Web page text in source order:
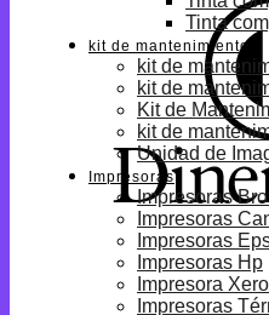
Tinta
kit de mantenimiento
kit de
kit de
Kit de
kit de
Unidad de
Impresoras
Impresoras
Impresoras
Impresoras
Impresoras Hp
Impresora
Impresoras